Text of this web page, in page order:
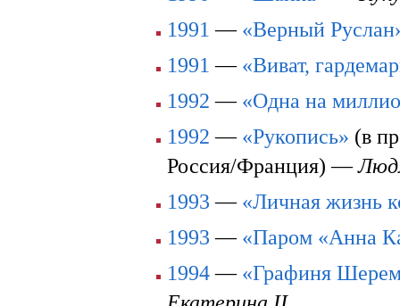
1991 — «Верный
1991 — «Виват,
1992 — «Одна на
1992 — «Рукопись» (в
Россия/Франция) —
1993 — «Личная жизнь
1993 — «Паром «Анна
1994— «Графиня